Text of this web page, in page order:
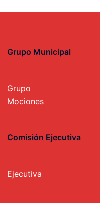
Grupo Municipal
Grupo
Mociones
Comisión Ejecutiva
Ejecutiva